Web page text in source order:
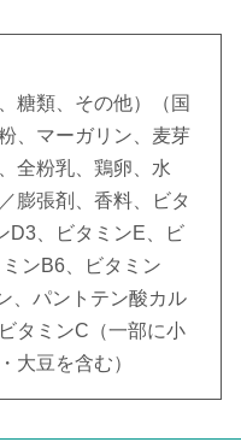
糖類、その他）（国
、マーガリン、麦芽
全粉乳、鶏卵、水
膨張剤、香料、ビタ
D3、ビタミンE、ビ
ンB6、ビタミン
、パントテン酸カル
タミンC（一部に小
大豆を含む）